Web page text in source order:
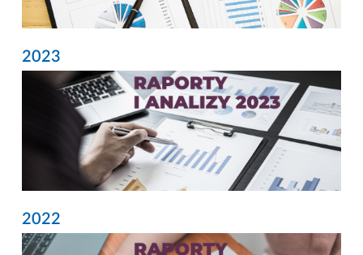
2023
2022